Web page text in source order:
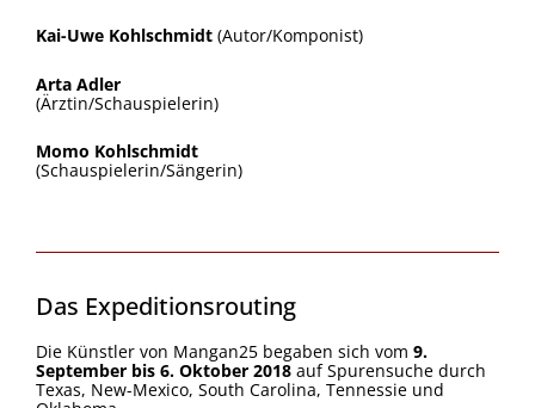
Kai-Uwe Kohlschmidt (Autor/Komponist)
Arta Adler
(Ärztin/Schauspielerin)
Momo Kohlschmidt
(Schauspielerin/Sängerin)
Das Expeditionsrouting
Die Künstler von Mangan25 begaben sich vom 9.
September bis 6. Oktober 2018 auf Spurensuche durch
Texas, New-Mexico, South Carolina, Tennessie und